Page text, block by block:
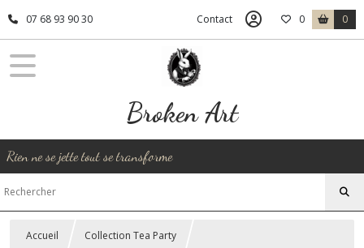
07 68 93 90 30 Contact 0 0
Broken Art
Rien ne se jette tout se transforme
Accueil Collection Tea Party